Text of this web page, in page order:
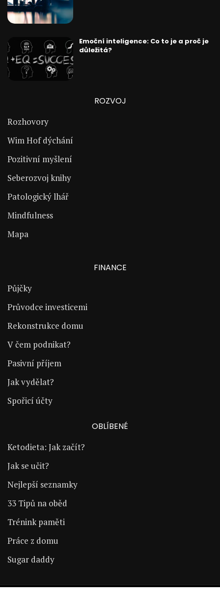
Emoční inteligence: Co to je a proč je
důležitá?
ROZVOJ
Rozhovory
Wim Hof dýchání
Pozitivní myšlení
Seberozvoj knihy
Patologický lhář
Mindfulness
Mapa
FINANCE
Půjčky
Průvodce investicemi
Rekonstrukce domu
V čem podnikat?
Pasivní příjem
Jak vydělat?
Spořicí účty
OBLÍBENÉ
Ketodieta: Jak začít?
Jak se učit?
Nejlepší seznamky
33 Tipů na oběd
Trénink paměti
Práce z domu
Sugar daddy